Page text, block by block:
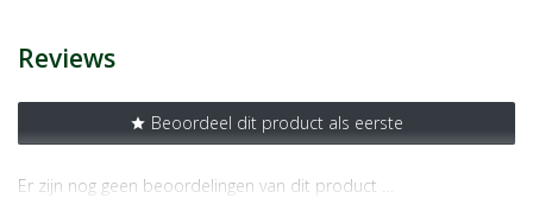
Reviews
star Beoordeel dit product als eerste
Er zijn nog geen beoordelingen van dit product …